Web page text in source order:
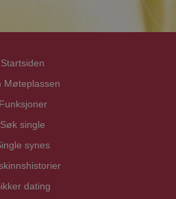
Startsiden
Møteplassen
Funksjoner
Søk single
synes
dating